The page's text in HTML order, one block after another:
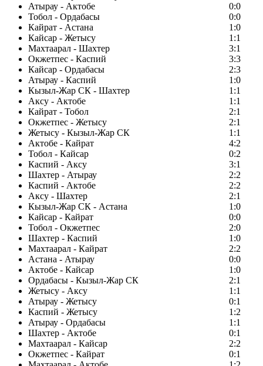
Атырау - Актобе
0:0
Тобол - Ордабасы
0:0
Кайрат - Астана
1:0
Кайсар - Жетысу
1:1
Махтаарал - Шахтер
3:1
Окжетпес - Каспий
3:3
Кайсар - Ордабасы
2:3
Атырау - Каспий
1:0
Кызыл-Жар СК - Шахтер
1:1
Аксу - Актобе
1:1
Кайрат - Тобол
2:1
Окжетпес - Жетысу
2:1
Жетысу - Кызыл-Жар СК
1:1
Актобе - Кайрат
4:2
Тобол - Кайсар
0:2
Каспий - Аксу
3:1
Шахтер - Атырау
2:2
Каспий - Актобе
2:2
Аксу - Шахтер
2:1
Кызыл-Жар СК - Астана
1:0
Кайсар - Кайрат
0:0
Тобол - Окжетпес
2:0
Шахтер - Каспий
1:0
Махтаарал - Кайрат
2:2
Астана - Атырау
0:0
Актобе - Кайсар
1:0
Ордабасы - Кызыл-Жар СК
2:1
Жетысу - Аксу
1:1
Атырау - Жетысу
0:1
Каспий - Жетысу
1:2
Атырау - Ордабасы
1:1
Шахтер - Актобе
0:1
Махтаарал - Кайсар
2:2
Окжетпес - Кайрат
0:1